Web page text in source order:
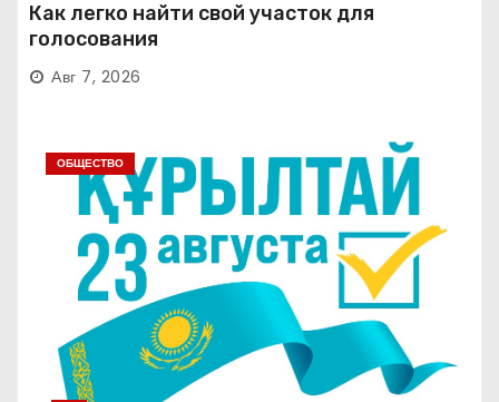
Как легко найти свой участок для
голосования
Авг 7, 2026
ОБЩЕСТВО